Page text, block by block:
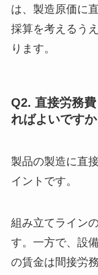
は、製造原価に
採算を考えるう
ります。
Q2. 直接労務
ればよいですか
製品の製造に直
イントです。
組み立てライン
す。一方で、設
の賃金は間接労